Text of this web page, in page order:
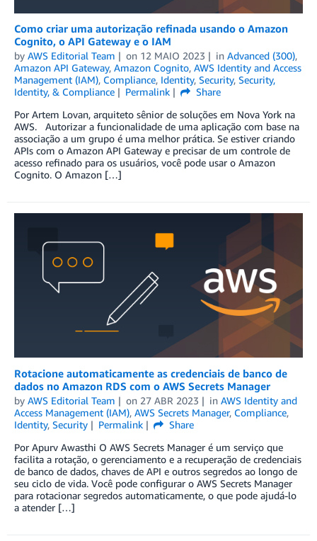
Como criar uma autorização refinada usando o Amazon
Cognito, o API Gateway e o IAM
by AWS Editorial Team on 12 MAIO 2023 in Advanced (300),
Amazon API Gateway, Amazon Cognito, AWS Identity and Access
Management (IAM), Compliance, Identity, Security, Security,
Identity, & Compliance
Permalink
Share
Por Artem Lovan, arquiteto sênior de soluções em Nova York na
AWS. Autorizar a funcionalidade de uma aplicação com base na
associação a um grupo é uma melhor prática. Se estiver criando
APIs com o Amazon API Gateway e precisar de um controle de
acesso refinado para os usuários, você pode usar o Amazon
Cognito. O Amazon […]
Rotacione automaticamente as credenciais de banco de
dados no Amazon RDS com o AWS Secrets Manager
by AWS Editorial Team on 27 ABR 2023 in AWS Identity and
Access Management (IAM), AWS Secrets Manager, Compliance,
Identity, Security Permalink
Share
Por Apurv Awasthi O AWS Secrets Manager é um serviço que
facilita a rotação, o gerenciamento e a recuperação de credenciais
de banco de dados, chaves de API e outros segredos ao longo de
seu ciclo de vida. Você pode configurar o AWS Secrets Manager
para rotacionar segredos automaticamente, o que pode ajudá-lo
a atender […]